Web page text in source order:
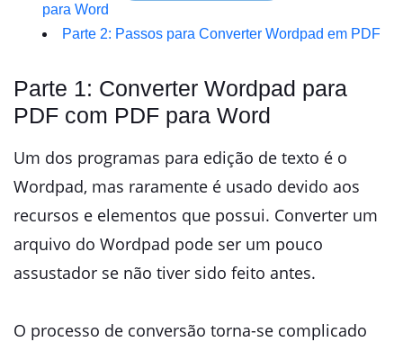
para Word
Parte 2: Passos para Converter Wordpad em PDF
Parte 1: Converter Wordpad para
PDF com PDF para Word
Um dos programas para edição de texto é o
Wordpad, mas raramente é usado devido aos
recursos e elementos que possui. Converter um
arquivo do Wordpad pode ser um pouco
assustador se não tiver sido feito antes.
O processo de conversão torna-se complicado